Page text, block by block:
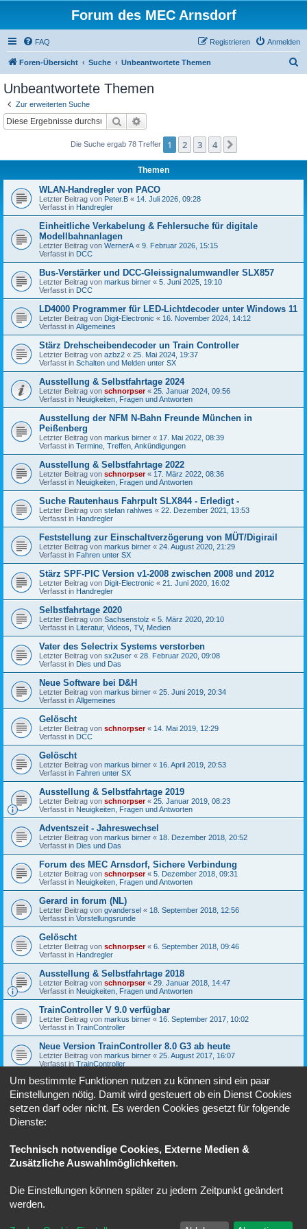
Forum des MEC Arnsdorf
FAQ Anmelden
Registrieren
Foren-Übersicht Suche Unbeantwortete Themen
Unbeantwortete Themen
Zur erweiterten Suche
Suche
Die Suche ergab 78 Treffer 1 2 3 4
Themen
WLAN-Handregler von PACO
Letzter Beitrag von Peter.B « 14. Juli 2026, 09:28
Verfasst in Handregler
Einheitliche Verkabelung & Fehlersuche für digitale
Modellbahnanlagen
Letzter Beitrag von WernerA « 9. Februar 2026, 15:15
Verfasst in DCC
Bus-Verstärker und DCC-Gleissignalumwandler SLX857
Letzter Beitrag von markus birner « 5. Juni 2025, 19:10
Verfasst in DCC
LD4000 Programmer für LED-Lichtdecoder unter Windows 11
Letzter Beitrag von Digit-Electronic « 16. November 2024, 14:12
Verfasst in Allgemeines
Stärz Drehscheibendecoder un Train Controller
Letzter Beitrag von azbz2 « 25. Mai 2024, 19:37
Verfasst in Schalten und Melden unter SX
Ausstellung & Selbstfahrtage 2024
Letzter Beitrag von schnorpser« 25. Januar 2024, 09:56
Verfasst in Neuigkeiten, Fragen und Antworten
Ausstellung der NFM N-Bahn Freunde München in
Peißenberg
Letzter Beitrag von markus birner « 17. Mai 2022, 08:39
Verfasst in Termine, Treffen, Ankündigungen
Ausstellung & Selbstfahrtage 2022
Letzter Beitrag von schnorpser« 17. März 2022, 08:36
Verfasst in Neuigkeiten, Fragen und Antworten
Suche Rautenhaus Fahrpult SLX844 - Erledigt -
Letzter Beitrag von stefan rahlwes « 22. Dezember 2021, 13:53
Verfasst in Handregler
Feststellung zur Einschaltverzögerung von MÜT/Digirail
Letzter Beitrag von markus birner « 24. August 2020, 21:29
Verfasst in Fahren unter SX
Stärz SPF-PIC Version v1-2008 zwischen 2008 und 2012
Letzter Beitrag von Digit-Electronic « 21. Juni 2020, 16:02
Verfasst in Handregler
Selbstfahrtage 2020
Letzter Beitrag von Sachsenstolz « 5. März 2020, 20:10
Verfasst in Literatur, Videos, TV, Medien
Vater des Selectrix Systems verstorben
Letzter Beitrag von sx2user « 28. Februar 2020, 09:08
Verfasst in Dies und Das
Neue Software bei D&H
Letzter Beitrag von markus birner « 25. Juni 2019, 20:34
Verfasst in Allgemeines
Gelöscht
Letzter Beitrag von schnorpser« 14. Mai 2019, 12:29
Verfasst in DCC
Gelöscht
Letzter Beitrag von markus birner « 16. April 2019, 20:53
Verfasst in Fahren unter SX
Ausstellung & Selbstfahrtage 2019
Letzter Beitrag von schnorpser« 25. Januar 2019, 08:23
Verfasst in Neuigkeiten, Fragen und Antworten
Adventszeit - Jahreswechsel
Letzter Beitrag von markus birner « 18. Dezember 2018, 20:52
Verfasst in Dies und Das
Forum des MEC Arnsdorf, Sichere Verbindung
Letzter Beitrag von schnorpser« 5. Dezember 2018, 09:31
Verfasst in Neuigkeiten, Fragen und Antworten
Gerard in forum (NL)
Letzter Beitrag von gvandersel « 18. September 2018, 12:56
Verfasst in Vorstellungsrunde
Gelöscht
Letzter Beitrag von schnorpser« 6. September 2018, 09:46
Verfasst in Handregler
Ausstellung & Selbstfahrtage 2018
Letzter Beitrag von schnorpser« 29. Januar 2018, 14:47
Verfasst in Neuigkeiten, Fragen und Antworten
TrainController V 9.0 verfügbar
Letzter Beitrag von markus birner « 16. September 2017, 10:02
Verfasst in TrainController
Neue Version TrainController 8.0 G3 ab heute
Letzter Beitrag von markus birner « 25. August 2017, 16:07
Verfasst in TrainController
Software-Update für Lok- und Sound-Decoder
Letzter Beitrag vonmarkus birner«27. Februar 2017, 20:30
Verfasst in Fahren unter SX
1 4 Nächste
Foren-Übersicht Alle Zeiten sindUTC+02:00
® Forum Software © phpBB Limited
Um bestimmte Funktionen nutzen zu können sind ein paar
Einstellungen nötig. Damit wird gesteuert ob ein Dienst Cookies
setzen darf oder nicht. Es werden Cookies gesetzt für folgende
Dienste:
Technisch notwendige Cookies, Externe Medien &
Zusätzliche Auswahlmöglichkeiten.
Die Einstellungen können später zu jedem Zeitpunkt geändert
werden.